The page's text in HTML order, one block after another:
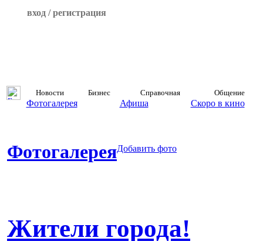
вход / регистрация
Новости Бизнес Справочная Общение
Фотогалерея Афиша Скоро в кино
ФотогалереяДобавить фото
Жители города!